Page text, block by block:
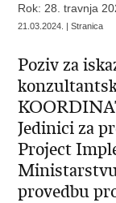
Rok: 28. travnja
21.03.2024. | Stranica
Poziv za
Jedinici za
Project
provedbu